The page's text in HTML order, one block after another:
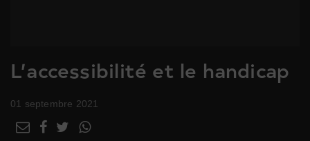
L’accessibilité et le handicap
01 septembre 2021